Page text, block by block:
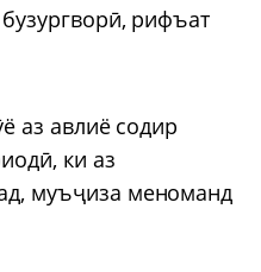
ӣ, рифъат
ё аз авлиё содир
ӣ, ки аз
муъҷиза меноманд